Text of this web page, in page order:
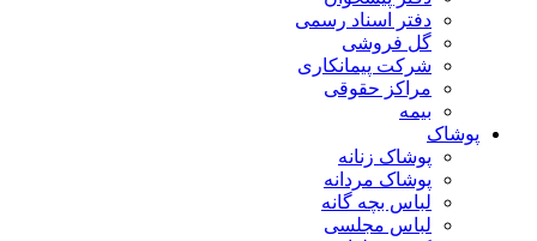
دفتر اسناد رسمی
گل فروشی
شرکت پیمانکاری
مراکز حقوقی
بیمه
پوشاک
پوشاک زنانه
پوشاک مردانه
لباس بچه گانه
لباس مجلسی